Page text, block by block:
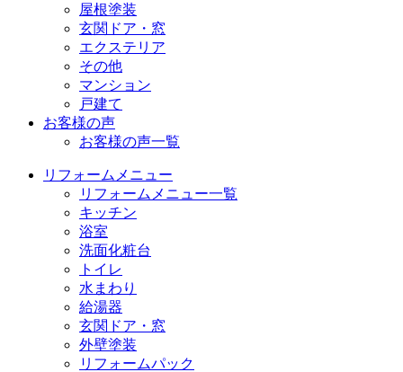
屋根塗装
玄関ドア・窓
エクステリア
その他
マンション
戸建て
お客様の声
お客様の声一覧
リフォームメニュー
リフォームメニュー一覧
キッチン
浴室
洗面化粧台
トイレ
水まわり
給湯器
玄関ドア・窓
外壁塗装
リフォームパック